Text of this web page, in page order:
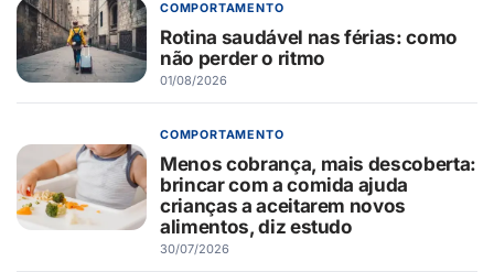
COMPORTAMENTO
Rotina saudável nas férias: como
não perder o ritmo
01/08/2026
COMPORTAMENTO
Menos cobrança, mais descoberta:
brincar com a comida ajuda
crianças a aceitarem novos
alimentos, diz estudo
30/07/2026